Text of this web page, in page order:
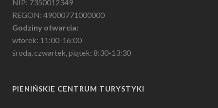
NIP: 7350012349
REGON: 49000771000000
Godziny otwarcia:
wtorek: 11:00-16:00
środa, czwartek, piątek: 8:30-13:30
PIENIŃSKIE CENTRUM TURYSTYKI